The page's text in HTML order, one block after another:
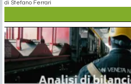
di Stefano Ferrari